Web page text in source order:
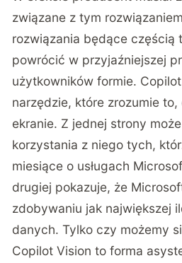
związane z tym
rozwiązania będące częścią
powrócić w przyjaźniejszej
użytkowników formie.
narzędzie, które zrozumie
ekranie. Z jednej strony
korzystania z niego tych,
miesiące o usługach
drugiej pokazuje, że
zdobywaniu jak największej
danych. Tylko czy możemy
Copilot Vision to forma